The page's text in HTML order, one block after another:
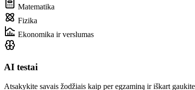
Matematika
Fizika
Ekonomika ir verslumas
AI testai
Atsakykite savais žodžiais kaip per egzaminą ir iškart